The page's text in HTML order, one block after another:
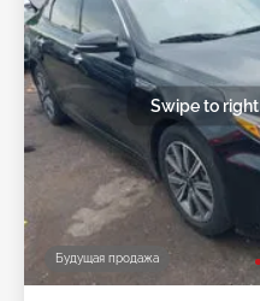
Будущая продажа
Swipe to